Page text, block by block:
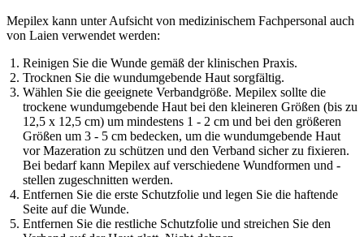
Mepilex kann unter Aufsicht von medizinischem Fachpersonal auch
von Laien verwendet werden:
Reinigen Sie die Wunde gemäß der klinischen Praxis.
Trocknen Sie die wundumgebende Haut sorgfältig.
Wählen Sie die geeignete Verbandgröße. Mepilex sollte die
trockene wundumgebende Haut bei den kleineren Größen (bis zu
12,5 x 12,5 cm) um mindestens 1 - 2 cm und bei den größeren
Größen um 3 - 5 cm bedecken, um die wundumgebende Haut
vor Mazeration zu schützen und den Verband sicher zu fixieren.
Bei bedarf kann Mepilex auf verschiedene Wundformen und -
stellen zugeschnitten werden.
Entfernen Sie die erste Schutzfolie und legen Sie die haftende
Seite auf die Wunde.
Entfernen Sie die restliche Schutzfolie und streichen Sie den